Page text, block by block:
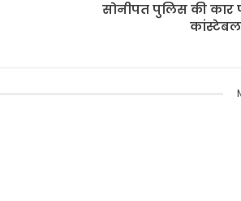
सोनीपत पुलिस की कार